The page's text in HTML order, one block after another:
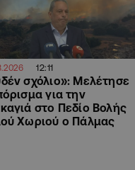
12:11
σχόλιο»: Μελέτησε
για την
στο Πεδίο Βολής
Χωριού ο Πάλμας